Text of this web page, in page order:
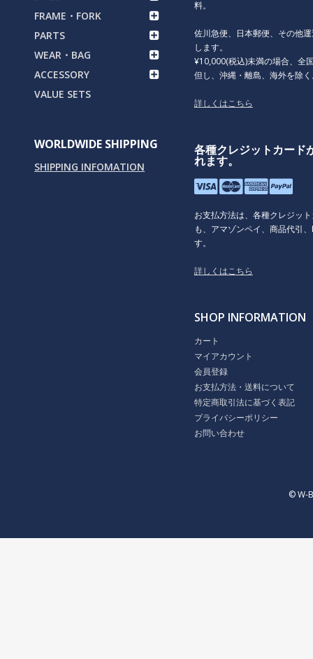
FRAME・FORK
PARTS
WEAR・BAG
ACCESSORY
VALUE SETS
WORLDWIDE SHIPPING
SHIPPING INFOMATION
料。
佐川急便、日本郵便、その他
します。
¥10,000(税込)未満の場合、全
但し、沖縄・離島、海外を除
詳しくはこちら
各種クレジットカード
れます。
お支払方法は、各種クレジッ
も、アマゾンペイ、商品代引
す。
詳しくはこちら
SHOP INFORMATION
カート
マイアカウント
会員登録
お支払方法・送料について
特定商取引法に基づく表記
プライバシーポリシー
お問い合わせ
© W-